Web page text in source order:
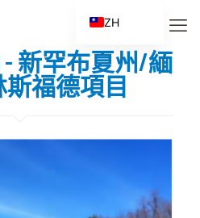
- 新罕布夏州/緬
斯福德項目
ZH
EN
ES
FR